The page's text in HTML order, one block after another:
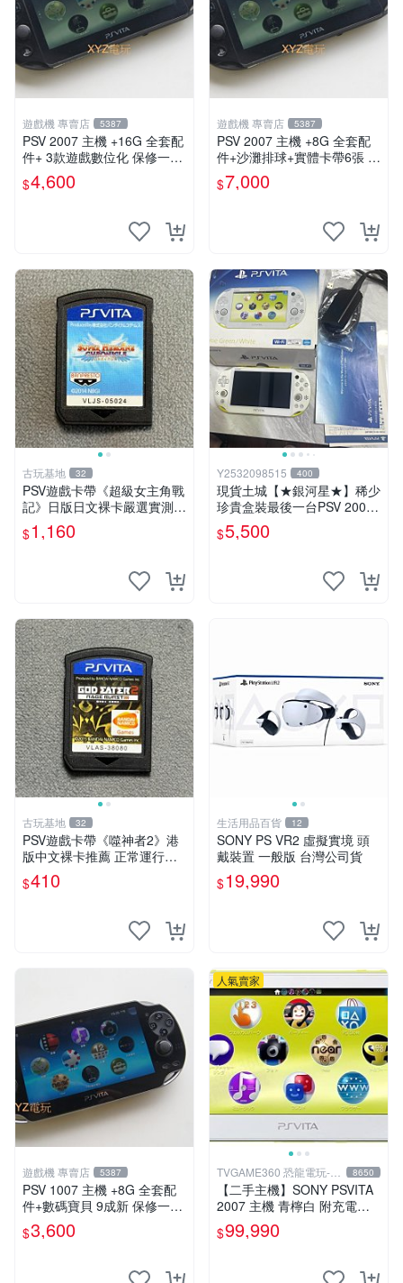
遊戲機 專賣店 5387
PSV 2007 主機 +16G 全套配
件+ 3款遊戲數位化 保修一年
品質有保障
$4,600
遊戲機 專賣店 5387
PSV 2007 主機 +8G 全套配
件+沙灘排球+實體卡帶6張 保
修一年 品質有保障
$7,000
古玩基地 32
PSV遊戲卡帶《超級女主角戰
記》日版日文裸卡嚴選實測正
常索尼專用 超級女主角戰記
PSV 日版 裸卡
$1,160
Y2532098515 400
現貨土城【★銀河星★】稀少
珍貴盒裝最後一台PSV 2000
主機.PSV2000 品質保證日版
可轉換中文
$5,500
古玩基地 32
PSV遊戲卡帶《噬神者2》港
版中文裸卡推薦 正常運行適
用PSV機嚴選商品 可收藏 港
版 PSV 卡帶 噴射型 獎杯機
$410
生活用品百貨 12
SONY PS VR2 虛擬實境 頭
戴裝置 一般版 台灣公司貨
$19,990
遊戲機 專賣店 5387
PSV 1007 主機 +8G 全套配
件+數碼寶貝 9成新 保修一年
品質有保障 psvita
$3,600
人氣賣家
TVGAME360 恐龍電玩-台
中店
8650
【二手主機】SONY PSVITA
2007 主機 青檸白 附充電器
USB傳輸線 PS VITA PSV 台
中恐龍電玩
$99,990